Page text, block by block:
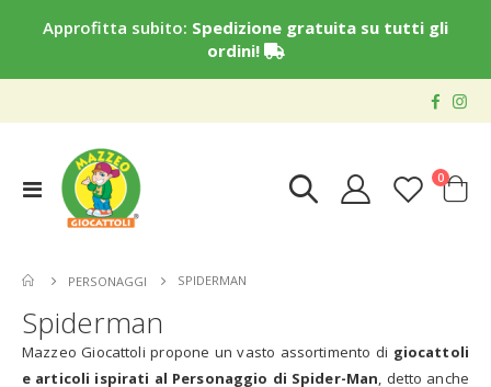
Approfitta subito: Spedizione gratuita su tutti gli
ordini!
Toggle
Nav
Cart
0elementi
PERSONAGGI SPIDERMAN
Spiderman
Mazzeo Giocattoli propone un vasto assortimento di giocattoli
e articoli ispirati al Personaggio di Spider-Man, detto anche